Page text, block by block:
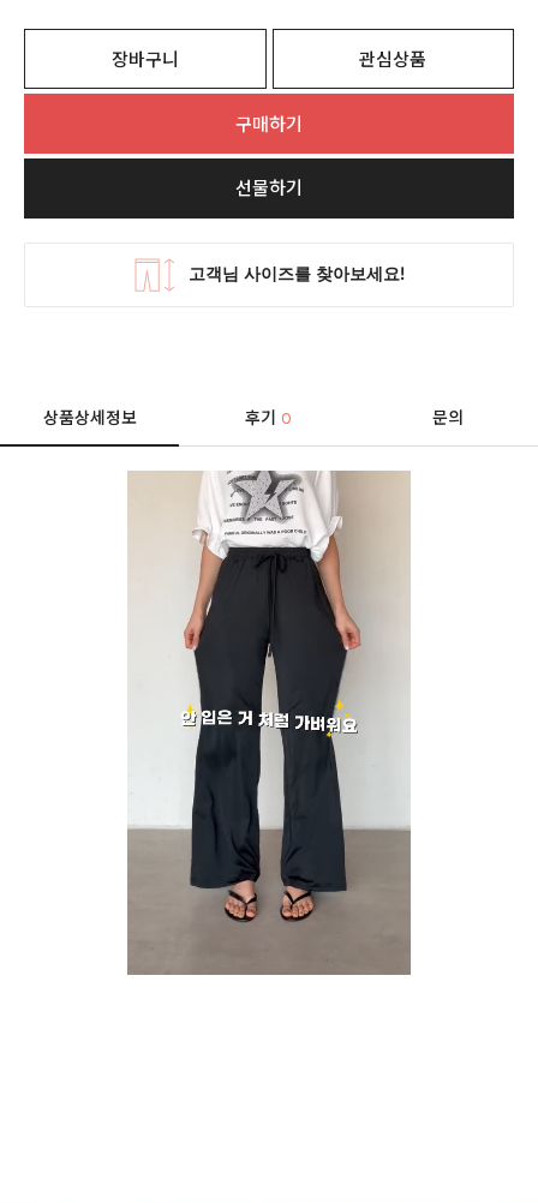
장바구니 관심상품
구매하기
선물하기
상품상세정보 후기0 문의